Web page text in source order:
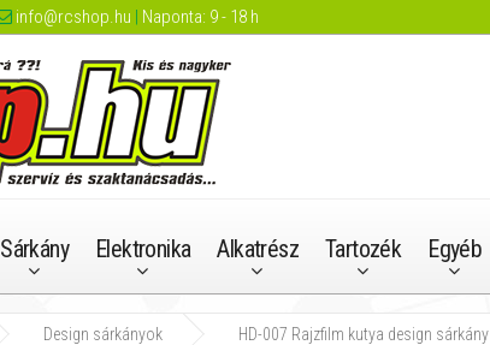
info@rcshop.hu | Naponta: 9 - 18 h
Sárkány Elektronika Alkatrész Tartozék Egyéb
Design sárkányok HD-007 Rajzfilm kutya design sárkány